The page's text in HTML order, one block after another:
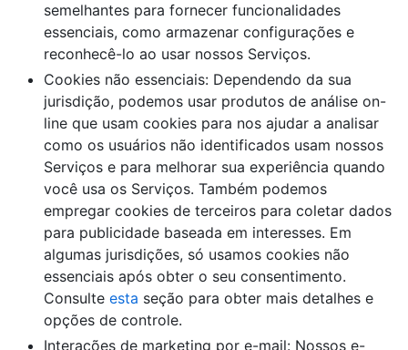
semelhantes para fornecer funcionalidades
essenciais, como armazenar configurações e
reconhecê-lo ao usar nossos Serviços.
Cookies não essenciais: Dependendo da sua
jurisdição, podemos usar produtos de análise on-
line que usam cookies para nos ajudar a analisar
como os usuários não identificados usam nossos
Serviços e para melhorar sua experiência quando
você usa os Serviços. Também podemos
empregar cookies de terceiros para coletar dados
para publicidade baseada em interesses. Em
algumas jurisdições, só usamos cookies não
essenciais após obter o seu consentimento.
Consulte esta seção para obter mais detalhes e
opções de controle.
Interações de marketing por e-mail: Nossos e-